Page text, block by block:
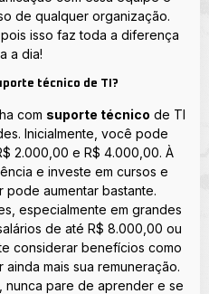
de qualquer organização.
isso faz toda a diferença
a dia!
técnico de TI?
com suporte técnico de TI
Inicialmente, você pode
2.000,00 e R$ 4.000,00. À
e investe em cursos e
aumentar bastante.
especialmente em grandes
de até R$ 8.000,00 ou
considerar benefícios como
mais sua remuneração.
nunca pare de aprender e se